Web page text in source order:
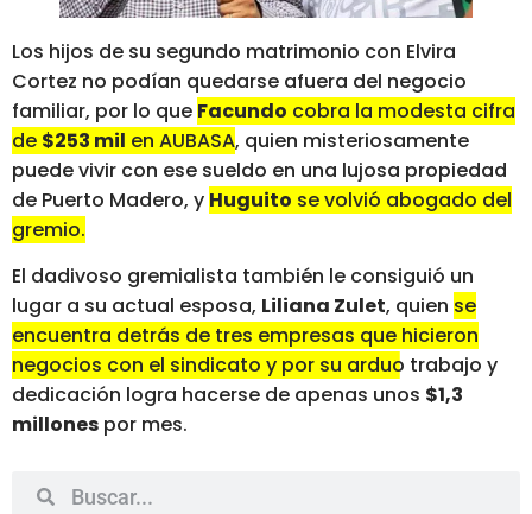
Los hijos de su segundo matrimonio con Elvira
Cortez no podían quedarse afuera del negocio
familiar, por lo que Facundo cobra la modesta cifra
de $253 mil en AUBASA, quien misteriosamente
puede vivir con ese sueldo en una lujosa propiedad
de Puerto Madero, y Huguito se volvió abogado del
gremio.
El dadivoso gremialista también le consiguió un
lugar a su actual esposa, Liliana Zulet, quien se
encuentra detrás de tres empresas que hicieron
negocios con el sindicato y por su arduo trabajo y
dedicación logra hacerse de apenas unos $1,3
millones por mes.